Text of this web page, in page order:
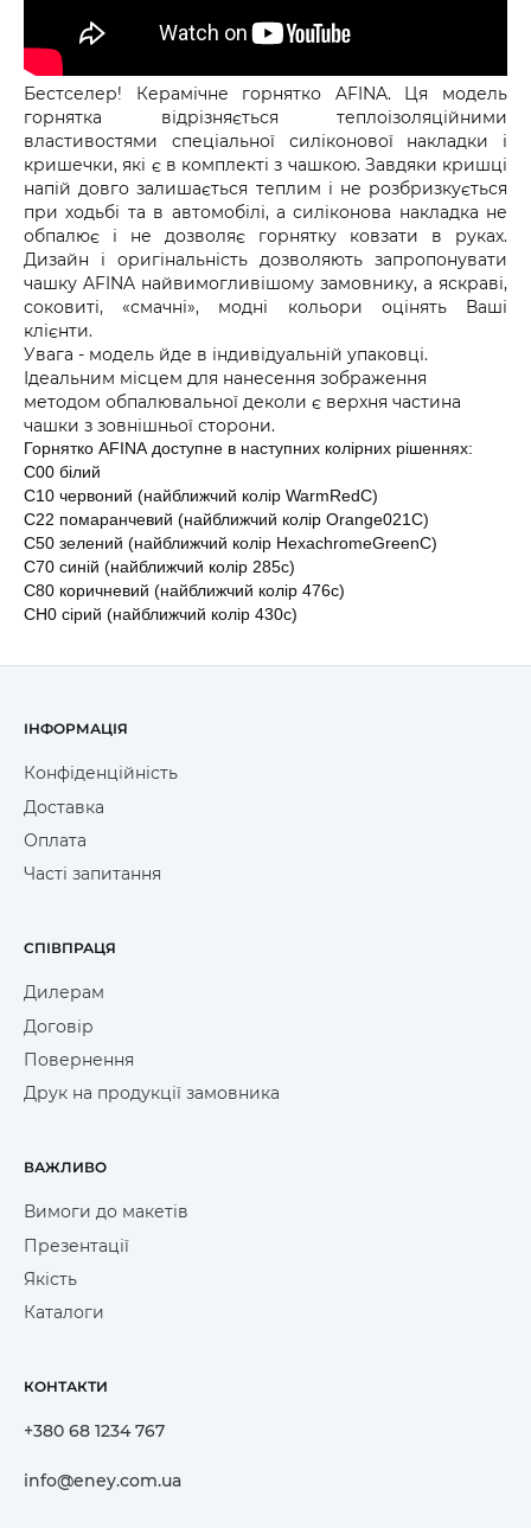
Бестселер! Керамічне горнятко AFINA. Ця модель
горнятка відрізняється теплоізоляційними
властивостями спеціальної силіконової накладки і
кришечки, які є в комплекті з чашкою. Завдяки кришці
напій довго залишається теплим і не розбризкується
при ходьбі та в автомобілі, а силіконова накладка не
обпалює і не дозволяє горнятку ковзати в руках.
Дизайн і оригінальність дозволяють запропонувати
чашку AFINA найвимогливішому замовнику, а яскраві,
соковиті, «смачні», модні кольори оцінять Ваші
клієнти.
Увага - модель йде в індивідуальній упаковці.
Ідеальним місцем для нанесення зображення
методом обпалювальної деколи є верхня частина
чашки з зовнішньої сторони.
Горнятко AFINA доступне в наступних колірних рішеннях:
C00 білий
С10 червоний (найближчий колір WarmRedC)
С22 помаранчевий (найближчий колір Orange021C)
С50 зелений (найближчий колір HexachromeGreenC)
С70 синій (найближчий колір 285c)
C80 коричневий (найближчий колір 476c)
CH0 сірий (найближчий колір 430c)
ІНФОРМАЦІЯ
Конфіденційність
Доставка
Оплата
Часті запитання
СПІВПРАЦЯ
Дилерам
Договір
Повернення
Друк на продукції замовника
ВАЖЛИВО
Вимоги до макетів
Презентації
Якість
Каталоги
КОНТАКТИ
+380 68 1234 767
info@eney.com.ua